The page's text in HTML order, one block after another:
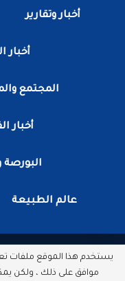
أخبار وتقارير
أخبار
المجتمع
أخبار
البورصة
عالم الطبيعة
جميع الحقوق
يستخدم هذا الموقع ملفات
موافق على ذلك ، ولكن